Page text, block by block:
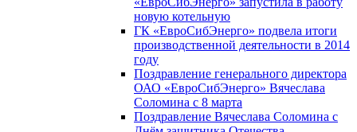
новую котельную
ГК «ЕвроСибЭнерго» подвела итоги
производственной деятельности в 2014
году
Поздравление генерального директора
ОАО «ЕвроСибЭнерго» Вячеслава
Соломина с 8 марта
Поздравление Вячеслава Соломина с